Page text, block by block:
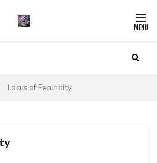
Locus of Fecundity